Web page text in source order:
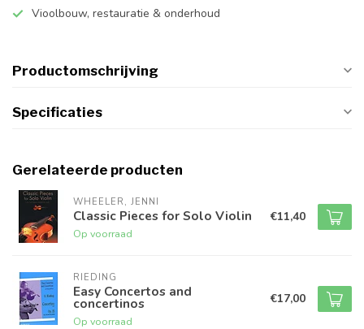
Vioolbouw, restauratie & onderhoud
Productomschrijving
Specificaties
Gerelateerde producten
WHEELER, JENNI
Classic Pieces for Solo Violin
Op voorraad
€11,40
RIEDING
Easy Concertos and
concertinos
Op voorraad
€17,00